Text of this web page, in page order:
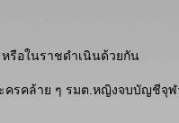
รือในราชดำเนินด้วยกัน
ครคล้าย ๆ รมต.หญิงจบบัญชีจุฬ